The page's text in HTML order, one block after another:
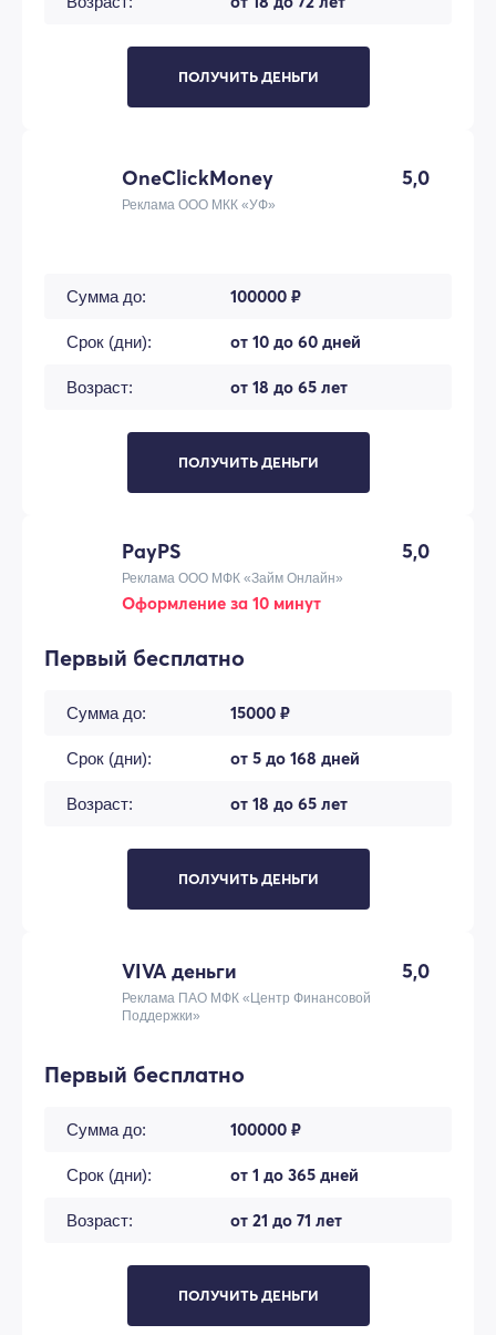
ПОЛУЧИТЬ ДЕНЬГИ
OneClickMoney 5,0
Реклама ООО МКК «УФ»
Сумма до: 100000 ₽
Срок (дни): от 10 до 60 дней
Возраст: от 18 до 65 лет
ПОЛУЧИТЬ ДЕНЬГИ
PayPS 5,0
Реклама ООО МФК «Займ Онлайн»
Оформление за 10 минут
Первый бесплатно
Сумма до: 15000 ₽
Срок (дни): от 5 до 168 дней
Возраст: от 18 до 65 лет
ПОЛУЧИТЬ ДЕНЬГИ
VIVA деньги 5,0
Реклама ПАО МФК «Центр Финансовой
Поддержки»
Первый бесплатно
Сумма до: 100000 ₽
Срок (дни): от 1 до 365 дней
Возраст: от 21 до 71 лет
ПОЛУЧИТЬ ДЕНЬГИ